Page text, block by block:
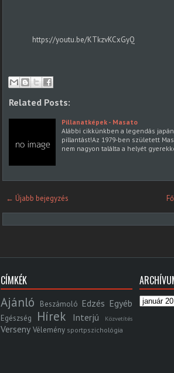
https://youtu.be/KTkzvKCxGyQ
Related Posts:
Pillanatképek - Masato
Alábbi cikkünkben a legendás
pillantást!Az 1979-ben született
nem nagyon találta a helyét
← Újabb bejegyzés
CÍMKÉK
Ajánló Beszámoló Edzés Egyéb
Egészség Hírek Interjú Közvetítés
Verseny Vélemény sportpszichológia